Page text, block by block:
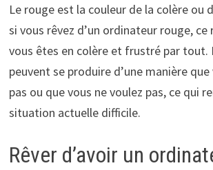
Le rouge est la couleur de la colère ou
si vous rêvez d’un ordinateur rouge, ce
vous êtes en colère et frustré par tout.
peuvent se produire d’une manière
pas ou que vous ne voulez pas, ce qui
situation actuelle difficile.
Rêver d’avoir un